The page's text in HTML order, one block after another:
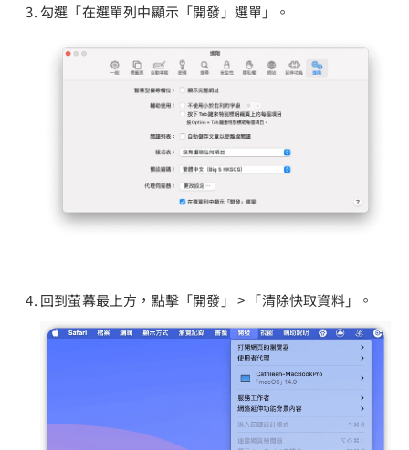
勾選「在選單列中顯示「開發」選單」。
回到萤幕最上方，點擊「開發」 > 「清除快取資料」。